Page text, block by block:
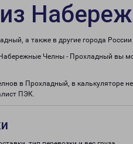
из
а также в другие города
Челны - Прохладный вы
в Прохладный, в калькуляторе
ПЭК.